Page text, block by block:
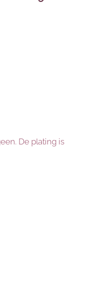
De plating is